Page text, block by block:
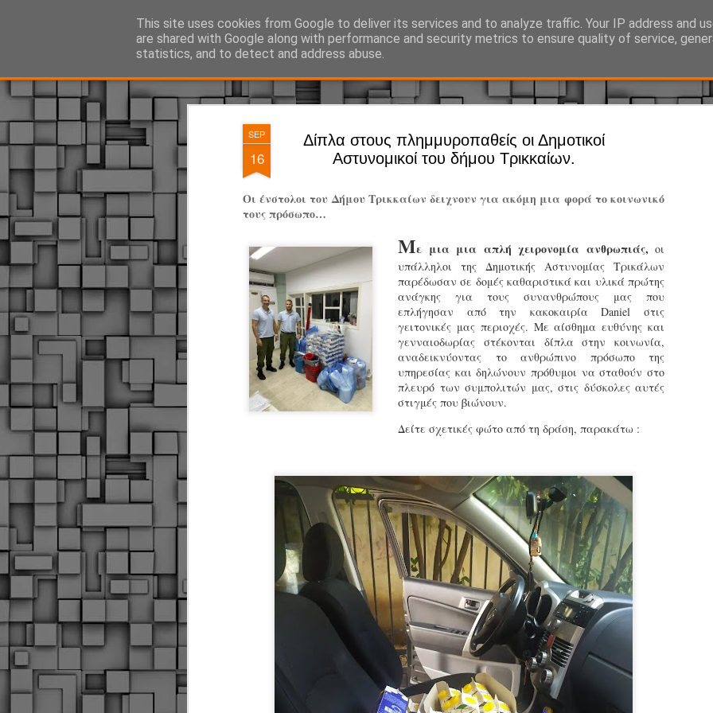
SEP
16
Δίπλα στους πλημμυροπαθείς οι Δημοτικοί
Αστυνομικοί του δήμου Τρικκαίων.
Οι ένστολοι του Δήμου Τρικκαίων δειχνουν για ακόμη μια φορά το κοινωνικό
τους πρόσωπο…
Με μια μια απλή χειρονομία ανθρωπιάς, οι
υπάλληλοι της Δημοτικής Αστυνομίας Τρικάλων
παρέδωσαν σε δομές καθαριστικά και υλικά πρώτης
ανάγκης για τους συνανθρώπους μας που
επλήγησαν από την κακοκαιρία Daniel στις
γειτονικές μας περιοχές. Με αίσθημα ευθύνης και
γενναιοδωρίας στέκονται δίπλα στην κοινωνία,
αναδεικνύοντας το ανθρώπινο πρόσωπο της
υπηρεσίας και δηλώνουν πρόθυμοι να σταθούν στο
πλευρό των συμπολιτών μας, στις δύσκολες αυτές
στιγμές που βιώνουν.
Δείτε σχετικές φώτο από τη δράση, παρακάτω :
This site uses cookies from Google to deliver its services and to analyze traffic. Your IP address and
are shared with Google along with performance and security metrics to ensure quality of service,
statistics, and to detect and address abuse.
ΔΗΜΟΤΙΚΗ ΑΣΤΥΝΟΜΙΑ, τα νέα! Ό, τι συμβαίνει γύρω από τη Δημοτική Αστυνομία, την τοπική
JUL
Η Δημοτική Αστυνομία
καθώς από την 1η
επιχειρησιακή
παρουσία του Δήμου
χώρους.
Η νέα υπηρεσία θα
εκπαιδευμένους
ήδη ολοκληρώσει την
είναι έτοιμοι να
Στο πλαίσιο της
στελεχών της υπηρεσίας.
JUN
Απολογισμός των
ελέγχων σε ιδιοκτήτες
JUN
Θεσσαλονίκης: Ένταση